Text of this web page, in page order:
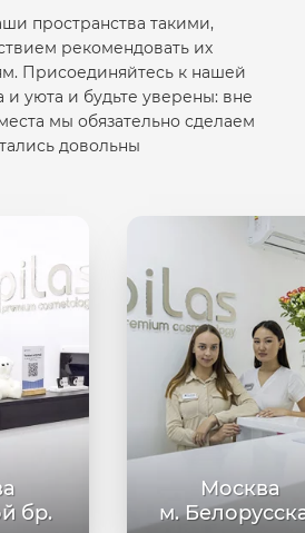
пространства такими,
рекомендовать их
Присоединяйтесь к нашей
и уюта и будьте уверены: вне
мы обязательно сделаем
довольны